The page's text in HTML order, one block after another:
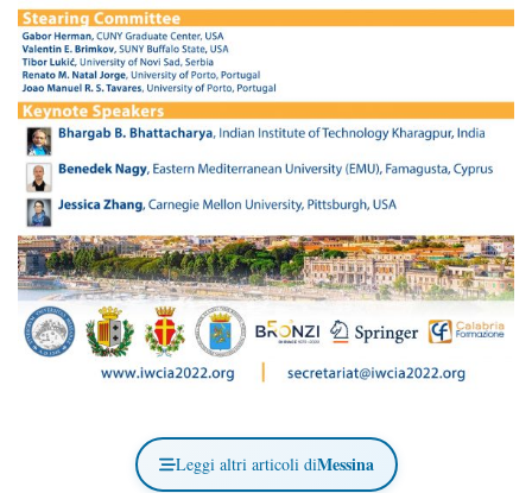
Leggi altri articoli diMessina